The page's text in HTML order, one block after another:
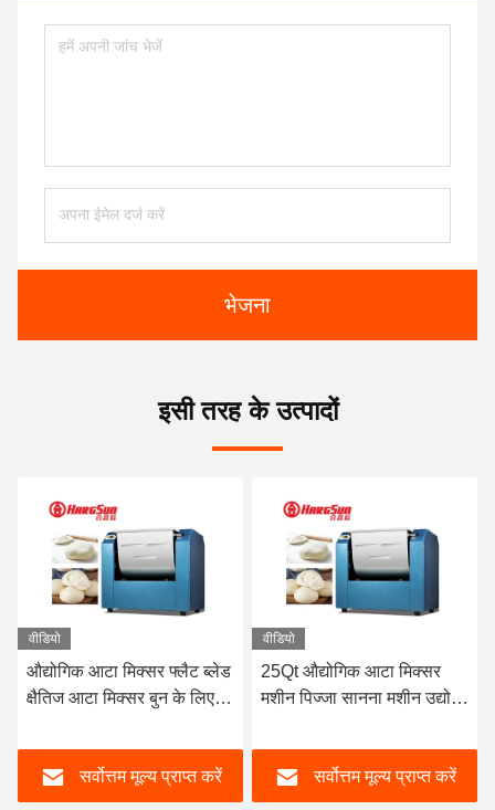
भेजना
इसी तरह के उत्पादों
वीडियो
औद्योगिक आटा मिक्सर फ्लैट ब्लेड
क्षैतिज आटा मिक्सर बुन के लिए
सर्वोत्तम मूल्य प्राप्त करें
वीडियो
25Qt औद्योगिक आटा मिक्सर
मशीन पिज्जा सानना मशीन उद्योग
सर्वोत्तम मूल्य प्राप्त करें